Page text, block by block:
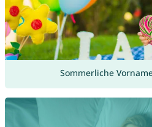
Sommerliche